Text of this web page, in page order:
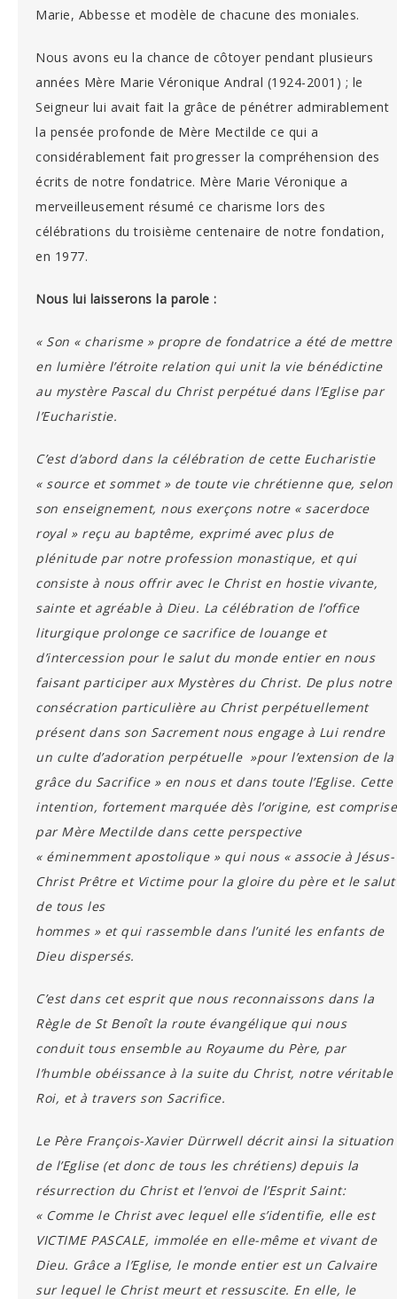
Marie, Abbesse et modèle de chacune des moniales.
Nous avons eu la chance de côtoyer pendant plusieurs
années Mère Marie Véronique Andral (1924-2001) ; le
Seigneur lui avait fait la grâce de pénétrer admirablement
la pensée profonde de Mère Mectilde ce qui a
considérablement fait progresser la compréhension des
écrits de notre fondatrice. Mère Marie Véronique a
merveilleusement résumé ce charisme lors des
célébrations du troisième centenaire de notre fondation,
en 1977.
Nous lui laisserons la parole :
« Son « charisme » propre de fondatrice a été de mettre
en lumière l’étroite relation qui unit la vie bénédictine
au mystère Pascal du Christ perpétué dans l’Eglise par
l’Eucharistie.
C’est d’abord dans la célébration de cette Eucharistie
« source et sommet » de toute vie chrétienne que, selon
son enseignement, nous exerçons notre « sacerdoce
royal » reçu au baptême, exprimé avec plus de
plénitude par notre profession monastique, et qui
consiste à nous offrir avec le Christ en hostie vivante,
sainte et agréable à Dieu. La célébration de l’office
liturgique prolonge ce sacrifice de louange et
d’intercession pour le salut du monde entier en nous
faisant participer aux Mystères du Christ. De plus notre
consécration particulière au Christ perpétuellement
présent dans son Sacrement nous engage à Lui rendre
un culte d’adoration perpétuelle »pour l’extension de la
grâce du Sacrifice » en nous et dans toute l’Eglise. Cette
intention, fortement marquée dès l’origine, est comprise
par Mère Mectilde dans cette perspective
« éminemment apostolique » qui nous « associe à Jésus-
Christ Prêtre et Victime pour la gloire du père et le salut
de tous les
hommes » et qui rassemble dans l’unité les enfants de
Dieu dispersés.
C’est dans cet esprit que nous reconnaissons dans la
Règle de St Benoît la route évangélique qui nous
conduit tous ensemble au Royaume du Père, par
l’humble obéissance à la suite du Christ, notre véritable
Roi, et à travers son Sacrifice.
Le Père François-Xavier Dürrwell décrit ainsi la situation
de l’Eglise (et donc de tous les chrétiens) depuis la
résurrection du Christ et l’envoi de l’Esprit Saint:
« Comme le Christ avec lequel elle s’identifie, elle est
VICTIME PASCALE, immolée en elle-même et vivant de
Dieu. Grâce a l’Eglise, le monde entier est un Calvaire
sur lequel le Christ meurt et ressuscite. En elle, le